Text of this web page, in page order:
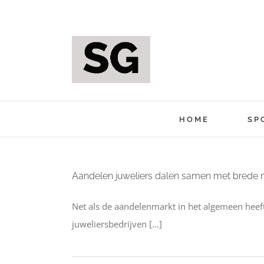
HOME
Aandelen juweliers dalen samen met brede
Net als de aandelenmarkt in het algemeen
juweliersbedrijven [...]